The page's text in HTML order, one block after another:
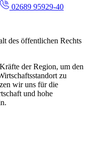
02689 95929-40
des öffentlichen Rechts
der Region, um den
zu
wir uns für die
und hohe